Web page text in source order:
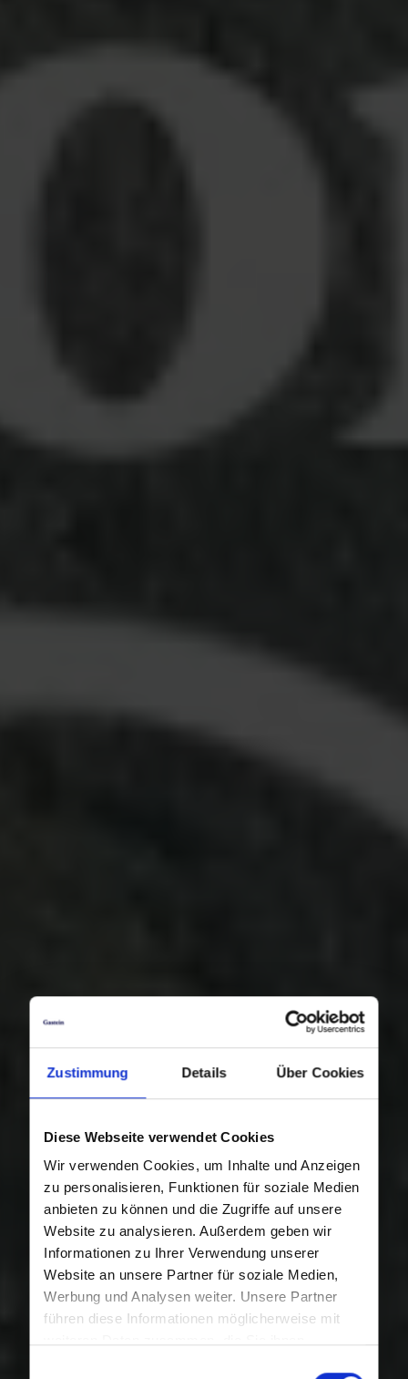
Zustimmung Details Über Cookies
Diese Webseite verwendet Cookies
Wir verwenden Cookies, um Inhalte und Anzeigen
zu personalisieren, Funktionen für soziale Medien
anbieten zu können und die Zugriffe auf unsere
Website zu analysieren. Außerdem geben wir
Informationen zu Ihrer Verwendung unserer
Website an unsere Partner für soziale Medien,
Werbung und Analysen weiter. Unsere Partner
führen diese Informationen möglicherweise mit